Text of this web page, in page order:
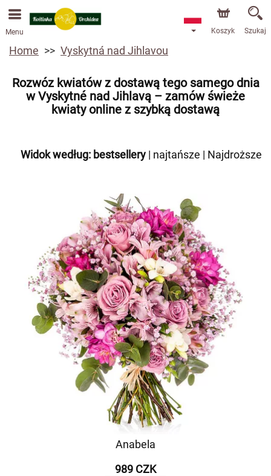
Przyjmujemy zamówienia za pośrednictwem naszego
sklepu internetowego. Najbliższy możliwy termin dostawy
to 13.08.2026 z powodu urlopu.
Menu Koszyk Szukaj
Home Vyskytná nad Jihlavou
Rozwóz kwiatów z dostawą tego samego dnia
w Vyskytné nad Jihlavą – zamów świeże
kwiaty online z szybką dostawą
Widok według: bestsellery | najtańsze | Najdroższe
Anabela
989 CZK